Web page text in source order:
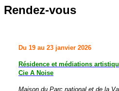
Rendez-vous
Du 19 au 23 janvier 2026
Résidence et médiations
Cie A Noise
Maison du Parc national et de la